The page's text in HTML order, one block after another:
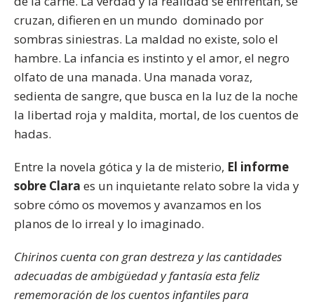
cruzan, difieren en un mundo dominado por
sombras siniestras. La maldad no existe, solo el
hambre. La infancia es instinto y el amor, el negro
olfato de una manada. Una manada voraz,
sedienta de sangre, que busca en la luz de la noche
la libertad roja y maldita, mortal, de los cuentos de
hadas.
Entre la novela gótica y la de misterio, El informe
sobre Clara es un inquietante relato sobre la vida y
sobre cómo os movemos y avanzamos en los
planos de lo irreal y lo imaginado.
Chirinos cuenta con gran destreza y las cantidades
adecuadas de ambigüedad y fantasía esta feliz
rememoración de los cuentos infantiles para